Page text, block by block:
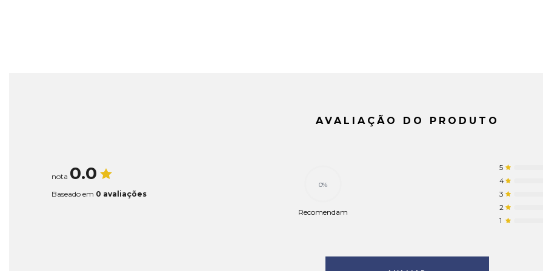
AVALIAÇÃO DO PRODUTO
nota 0.0
Baseado em 0 avaliações
0%
Recomendam
5
4
3
2
1